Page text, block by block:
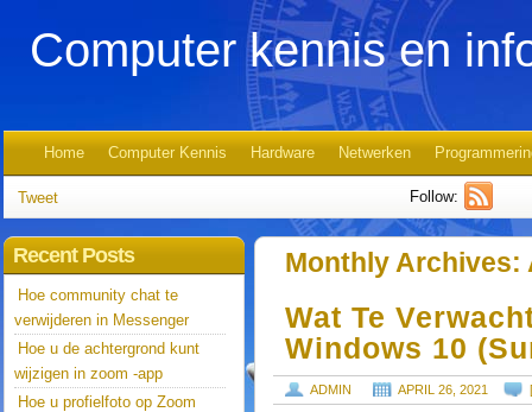
Computer kennis en
Home Computer Kennis Hardware Netwerken
Tweet Follow:
Monthly Archives:
Wat Te
Windows 10
ADMIN APRIL 26, 2021
Recent Posts
Hoe community chat te
verwijderen in Messenger
Hoe u de achtergrond kunt
wijzigen in zoom -app
Hoe u profielfoto op Zoom